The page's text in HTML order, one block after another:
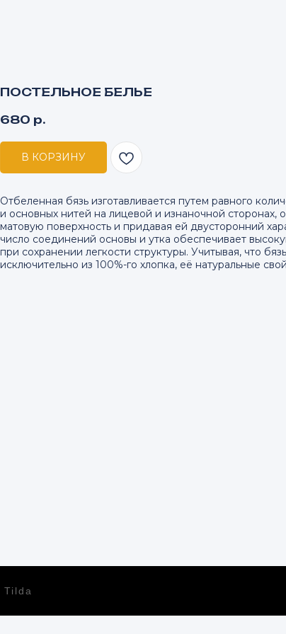
ПОСТЕЛЬНОЕ БЕЛЬЕ
680 р.
В КОРЗИНУ
Отбеленная бязь изготавливается путем равного
и основных нитей на лицевой и изнаночной сторонах,
матовую поверхность и придавая ей двусторонний
число соединений основы и утка обеспечивает
при сохранении легкости структуры. Учитывая, что
исключительно из 100%-го хлопка, её натуральные
Tilda